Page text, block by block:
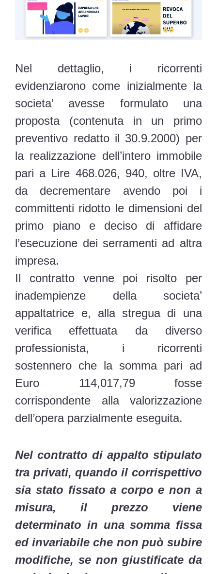
Nel dettaglio, i ricorrenti
evidenziarono come inizialmente la
societa’ avesse formulato una
proposta (contenuta in un primo
preventivo redatto il 30.9.2000) per
la realizzazione dell’intero immobile
pari a Lire 468.026, 940, oltre IVA,
da decrementare avendo poi i
committenti ridotto le dimensioni del
primo piano e deciso di affidare
l’esecuzione dei serramenti ad altra
impresa.
Il contratto venne poi risolto per
inadempienze della societa’
appaltatrice e, alla stregua di una
verifica effettuata da diverso
professionista, i ricorrenti
sostennero che la somma pari ad
Euro 114,017,79 fosse
corrispondente alla valorizzazione
dell’opera parzialmente eseguita.
Nel contratto di appalto stipulato
tra privati, quando il corrispettivo
sia stato fissato a corpo e non a
misura, il prezzo viene
determinato in una somma fissa
ed invariabile che non può subire
modifiche, se non giustificate da